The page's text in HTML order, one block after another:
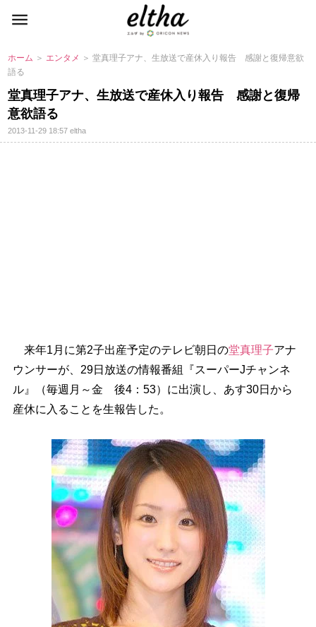
ホーム ＞ エンタメ ＞ 堂真理子アナ、生放送で産休入り報告 感謝と復帰意欲
語る
堂真理子アナ、生放送で産休入り報告 感謝と復帰
意欲語る
2013-11-29 18:57eltha
来年1月に第2子出産予定のテレビ朝日の堂真理子アナ
ウンサーが、29日放送の情報番組『スーパーJチャンネ
ル』（毎週月～金 後4：53）に出演し、あす30日から
産休に入ることを生報告した。